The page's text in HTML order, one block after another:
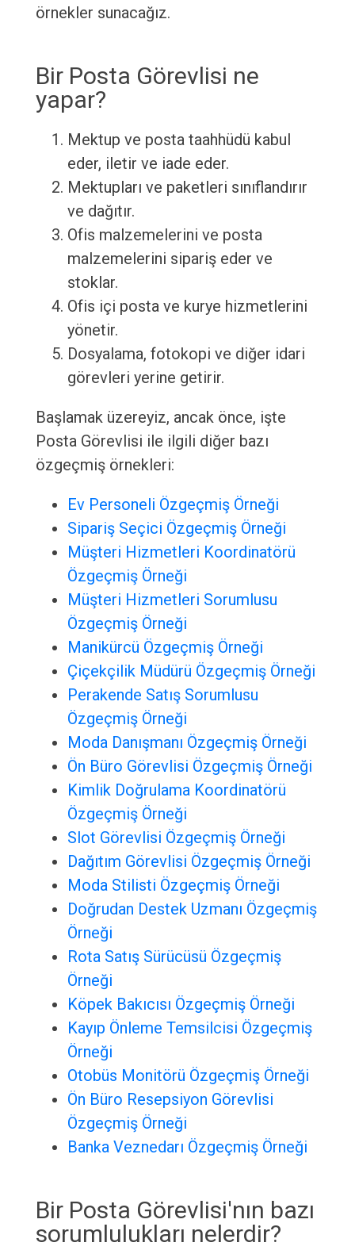
örnekler sunacağız.
Bir Posta Görevlisi ne
yapar?
Mektup ve posta taahhüdü kabul
eder, iletir ve iade eder.
Mektupları ve paketleri sınıflandırır
ve dağıtır.
Ofis malzemelerini ve posta
malzemelerini sipariş eder ve
stoklar.
Ofis içi posta ve kurye hizmetlerini
yönetir.
Dosyalama, fotokopi ve diğer idari
görevleri yerine getirir.
Başlamak üzereyiz, ancak önce, işte
Posta Görevlisi ile ilgili diğer bazı
özgeçmiş örnekleri:
Ev Personeli Özgeçmiş Örneği
Sipariş Seçici Özgeçmiş Örneği
Müşteri Hizmetleri Koordinatörü
Özgeçmiş Örneği
Müşteri Hizmetleri Sorumlusu
Özgeçmiş Örneği
Manikürcü Özgeçmiş Örneği
Çiçekçilik Müdürü Özgeçmiş Örneği
Perakende Satış Sorumlusu
Özgeçmiş Örneği
Moda Danışmanı Özgeçmiş Örneği
Ön Büro Görevlisi Özgeçmiş Örneği
Kimlik Doğrulama Koordinatörü
Özgeçmiş Örneği
Slot Görevlisi Özgeçmiş Örneği
Dağıtım Görevlisi Özgeçmiş Örneği
Moda Stilisti Özgeçmiş Örneği
Doğrudan Destek Uzmanı Özgeçmiş
Örneği
Rota Satış Sürücüsü Özgeçmiş
Örneği
Köpek Bakıcısı Özgeçmiş Örneği
Kayıp Önleme Temsilcisi Özgeçmiş
Örneği
Otobüs Monitörü Özgeçmiş Örneği
Ön Büro Resepsiyon Görevlisi
Özgeçmiş Örneği
Banka Veznedarı Özgeçmiş Örneği
Bir Posta Görevlisi'nın bazı
sorumlulukları nelerdir?